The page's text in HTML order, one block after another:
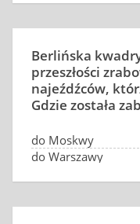
Berlińska
przeszłości
najeźdźców,
Gdzie została
do Moskwy
do Warszawy